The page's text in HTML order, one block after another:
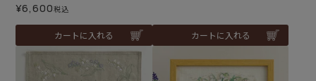
¥6,600税込
カートに入れる カートに入れる